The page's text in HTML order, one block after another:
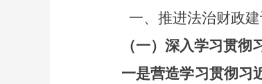
一、推进法治财政
（一）深入学习贯彻
一是营造学习贯彻习